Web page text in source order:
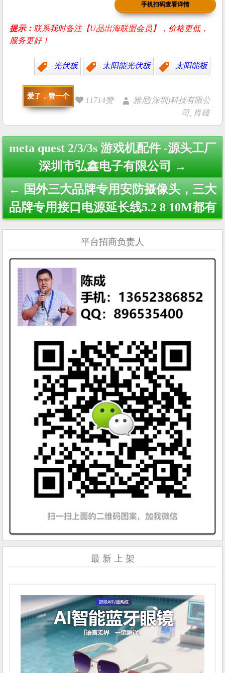
手机扫码查看详情
提示：联系我时备注【U品出海联盟会员】，价格更低，
服务更好！
光伏板 太阳能光伏板 太阳能板
爱了，赞一个 11714赞
雅尼(深圳)科技有限公
司, 肖雄
navigation
meta quest 2/3/3s 游戏机配件 -源头工厂
深圳市弘鑫电子有限公司 →
← 国外三大品牌专用安防摄像头，三大
品牌专用接口电源延长线5.2 8 10M都有
平台招商负责人
最 新 上 架